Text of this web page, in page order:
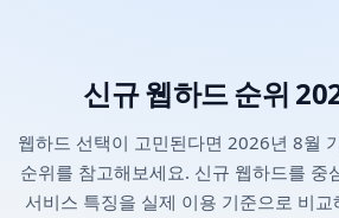
신규 웹하드 순위
웹하드 선택이 고민된다면 2026년 8월
순위를 참고해보세요. 신규 웹하드를 중
서비스 특징을 실제 이용 기준으로 비